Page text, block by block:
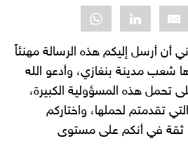
أن أرسل إليكم هذه الرسالة مهنئاً
شعب مدينة بنغازي، وأدعو الله
تحمل هذه المسؤولية الكبيرة،
تقدمتم لحملها، واختاركم
ثقة في أنكم على مستوى